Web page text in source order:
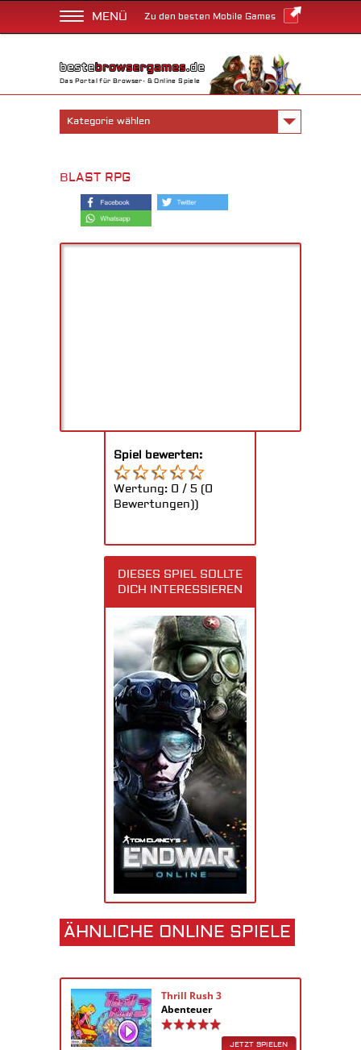
MENÜ Zu den besten Mobile Games
Das Portal für Browser- & Online Spiele
Kategorie wählen
BLAST RPG
Spiel bewerten:
Wertung: 0 / 5 (0
Bewertungen))
DIESES SPIEL SOLLTE
DICH INTERESSIEREN
ÄHNLICHE ONLINE SPIELE
Thrill Rush 3
Abenteuer
JETZT SPIELEN